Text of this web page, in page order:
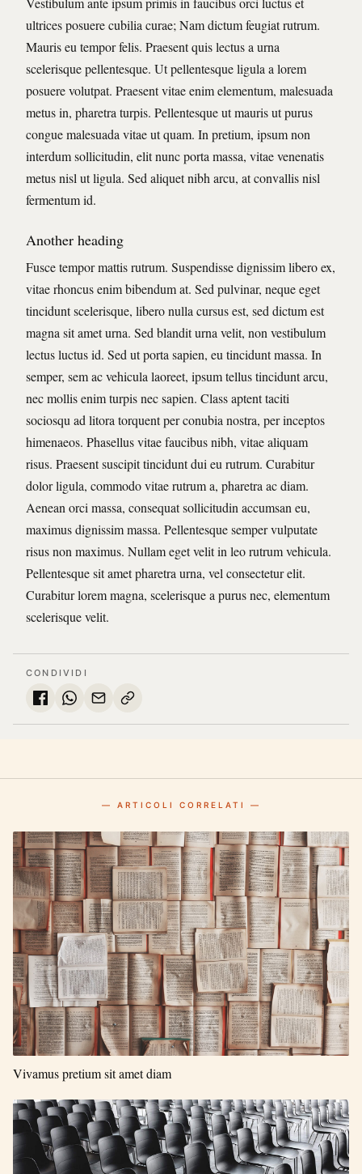
ultrices posuere cubilia curae; Nam dictum feugiat rutrum.
Mauris eu tempor felis. Praesent quis lectus a urna
scelerisque pellentesque. Ut pellentesque ligula a lorem
posuere volutpat. Praesent vitae enim elementum, malesuada
metus in, pharetra turpis. Pellentesque ut mauris ut purus
congue malesuada vitae ut quam. In pretium, ipsum non
interdum sollicitudin, elit nunc porta massa, vitae venenatis
metus nisl ut ligula. Sed aliquet nibh arcu, at convallis nisl
fermentum id.
Another heading
Fusce tempor mattis rutrum. Suspendisse dignissim libero ex,
vitae rhoncus enim bibendum at. Sed pulvinar, neque eget
tincidunt scelerisque, libero nulla cursus est, sed dictum est
magna sit amet urna. Sed blandit urna velit, non vestibulum
lectus luctus id. Sed ut porta sapien, eu tincidunt massa. In
semper, sem ac vehicula laoreet, ipsum tellus tincidunt arcu,
nec mollis enim turpis nec sapien. Class aptent taciti
sociosqu ad litora torquent per conubia nostra, per inceptos
himenaeos. Phasellus vitae faucibus nibh, vitae aliquam
risus. Praesent suscipit tincidunt dui eu rutrum. Curabitur
dolor ligula, commodo vitae rutrum a, pharetra ac diam.
Aenean orci massa, consequat sollicitudin accumsan eu,
maximus dignissim massa. Pellentesque semper vulputate
risus non maximus. Nullam eget velit in leo rutrum vehicula.
Pellentesque sit amet pharetra urna, vel consectetur elit.
Curabitur lorem magna, scelerisque a purus nec, elementum
scelerisque velit.
CONDIVIDI
— ARTICOLI CORRELATI —
Vivamus pretium sit amet diam